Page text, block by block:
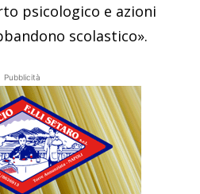
psicologico e azioni
scolastico».
Pubblicità